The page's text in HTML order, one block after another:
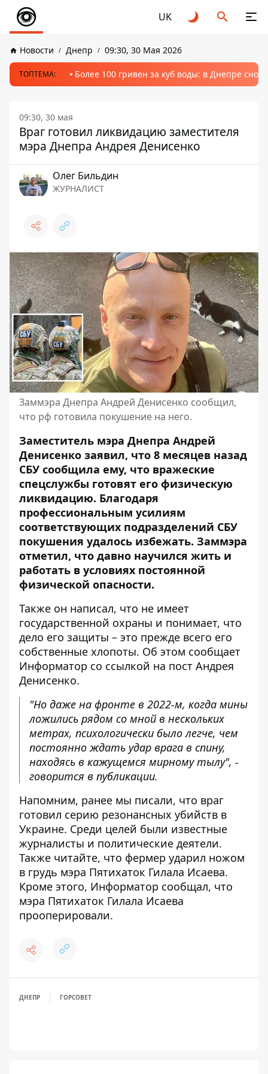
UK
Новости Днепр 09:30, 30 Мая 2026
ТОПТЕМА: Более 100 гривен за куб воды: в Днепре
09:30, 30 мая
Враг готовил ликвидацию заместителя
мэра Днепра Андрея Денисенко
Олег Бильдин
ЖУРНАЛИСТ
Заммэра Днепра Андрей Денисенко сообщил,
что рф готовила покушение на него.
Заместитель мэра Днепра Андрей
Денисенко заявил, что 8 месяцев назад
СБУ сообщила ему, что вражеские
спецслужбы готовят его физическую
ликвидацию. Благодаря
профессиональным усилиям
соответствующих подразделений СБУ
покушения удалось избежать. Заммэра
отметил, что давно научился жить и
работать в условиях постоянной
физической опасности.
Также он написал, что не имеет
государственной охраны и понимает, что
дело его защиты – это прежде всего его
собственные хлопоты. Об этом сообщает
Информатор со ссылкой на пост Андрея
Денисенко.
"Но даже на фронте в 2022-м, когда мины
ложились рядом со мной в нескольких
метрах, психологически было легче, чем
постоянно ждать удар врага в спину,
находясь в кажущемся мирному тылу", -
говорится в публикации.
Напомним, ранее мы писали, что враг
готовил серию резонансных убийств в
Украине. Среди целей были известные
журналисты и политические деятели.
Также читайте, что фермер ударил ножом
в грудь мэра Пятихаток Гилала Исаева.
Кроме этого, Информатор сообщал, что
мэра Пятихаток Гилала Исаева
прооперировали.
ДНЕПР ГОРСОВЕТ